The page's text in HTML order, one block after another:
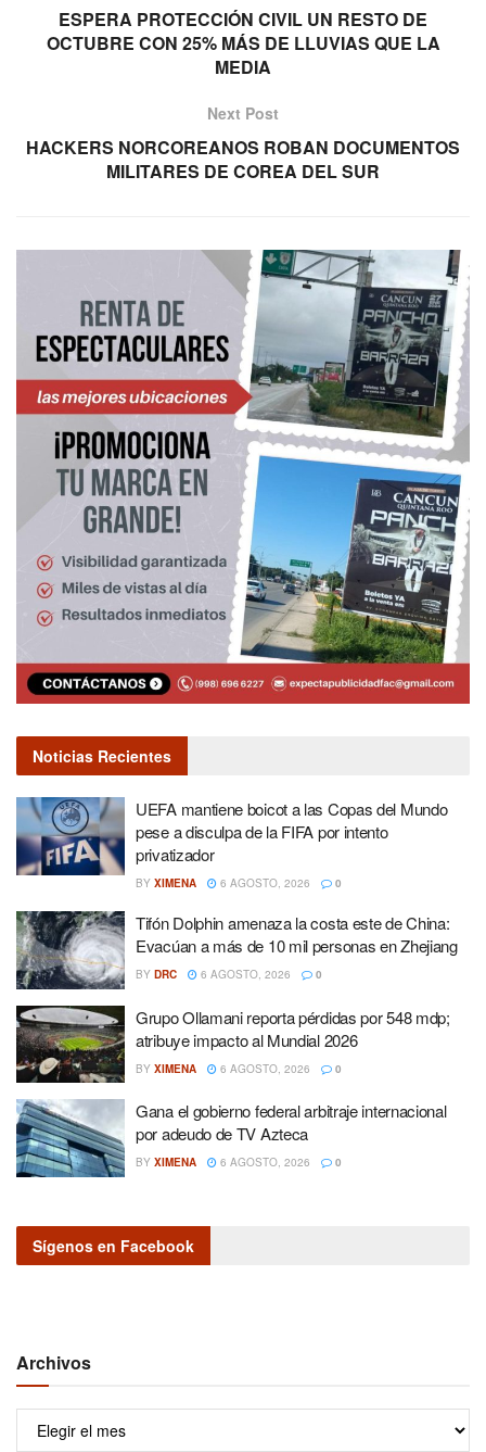
ESPERA PROTECCIÓN CIVIL UN RESTO DE
OCTUBRE CON 25% MÁS DE LLUVIAS QUE LA
MEDIA
Next Post
HACKERS NORCOREANOS ROBAN DOCUMENTOS
MILITARES DE COREA DEL SUR
Noticias Recientes
UEFA mantiene boicot a las Copas del Mundo
pese a disculpa de la FIFA por intento
privatizador
BY XIMENA 6 AGOSTO, 2026 0
Tifón Dolphin amenaza la costa este de China:
Evacúan a más de 10 mil personas en Zhejiang
BY DRC 6 AGOSTO, 2026 0
Grupo Ollamani reporta pérdidas por 548 mdp;
atribuye impacto al Mundial 2026
BY XIMENA 6 AGOSTO, 2026 0
Gana el gobierno federal arbitraje internacional
por adeudo de TV Azteca
BY XIMENA 6 AGOSTO, 2026 0
Sígenos en Facebook
Archivos